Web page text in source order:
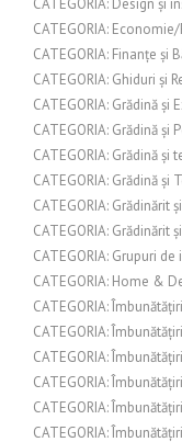
CATEGORIA: Design și
CATEGORIA:
CATEGORIA: Finanțe și
CATEGORIA: Ghiduri și
CATEGORIA: Grădină și
CATEGORIA: Grădină și
CATEGORIA: Grădină și
CATEGORIA: Grădină și
CATEGORIA: Grădinărit
CATEGORIA: Grădinărit
CATEGORIA: Grupuri de
CATEGORIA: Home &
CATEGORIA:
CATEGORIA:
CATEGORIA:
CATEGORIA:
CATEGORIA:
CATEGORIA: